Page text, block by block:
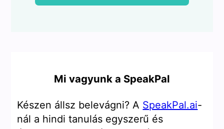
Mi vagyunk a SpeakPal
Készen állsz belevágni? A SpeakPal.ai-
nál a hindi tanulás egyszerű és